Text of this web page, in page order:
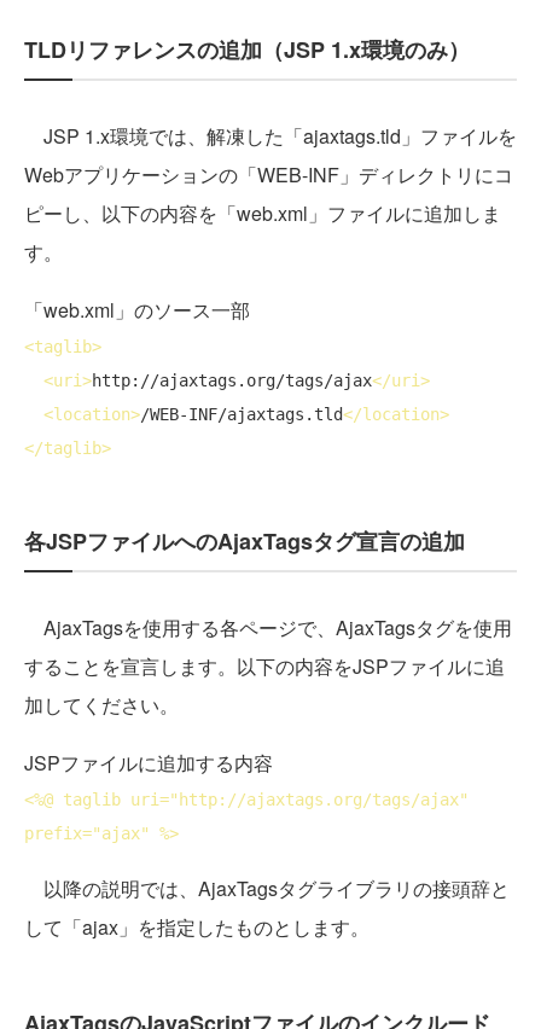
TLDリファレンスの追加（JSP 1.x環境のみ）
JSP 1.x環境では、解凍した「ajaxtags.tld」ファイルを
Webアプリケーションの「WEB-INF」ディレクトリにコ
ピーし、以下の内容を「web.xml」ファイルに追加しま
す。
「web.xml」のソース一部
<taglib>
<uri>http://ajaxtags.org/tags/ajax</uri>
<location>/WEB-INF/ajaxtags.tld</location>
</taglib>
各JSPファイルへのAjaxTagsタグ宣言の追加
AjaxTagsを使用する各ページで、AjaxTagsタグを使用
することを宣言します。以下の内容をJSPファイルに追
加してください。
JSPファイルに追加する内容
<%@ taglib uri
prefix="ajax" %>
以降の説明では、AjaxTagsタグライブラリの接頭辞と
して「ajax」を指定したものとします。
AjaxTagsのJavaScriptファイルのインクルード